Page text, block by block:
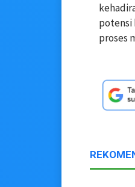
potensi
proses